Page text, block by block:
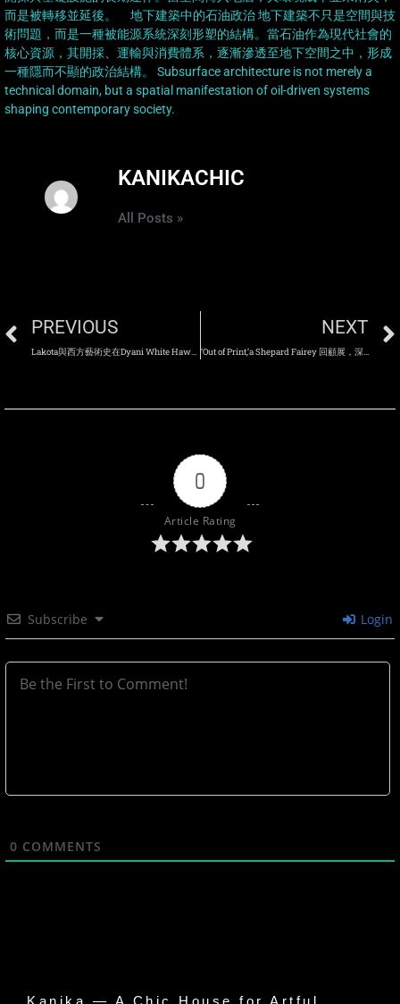
而是被轉移並延後。 地下建築中的石油政治 地下建築不只是空間與技
術問題，而是一種被能源系統深刻形塑的結構。當石油作為現代社會的
核心資源，其開採、運輸與消費體系，逐漸滲透至地下空間之中，形成
一種隱而不顯的政治結構。 Subsurface architecture is not merely a
technical domain, but a spatial manifestation of oil-driven systems
shaping contemporary society.
KANIKACHIC
All Posts »
PREVIOUS
Lakota與西方藝術史在Dyani White Hawk充滿活力的作品中交融
NEXT
‘Out of Print,’a Shepard Fairey 回顧展，深入探討抗議的力量
0
Article Rating
Subscribe Login
0 COMMENTS
Kanika — A Chic House for Artful